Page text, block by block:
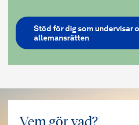
Stöd för dig som undervisar
allemansrätten
Vem gör vad?